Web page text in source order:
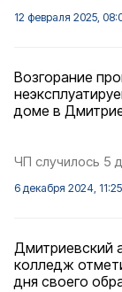
12 февраля 2025,
Возгорание
доме в
ЧП случилось 5
6 декабря 2024, 11:25
Дмитриевский
колледж
дня своего